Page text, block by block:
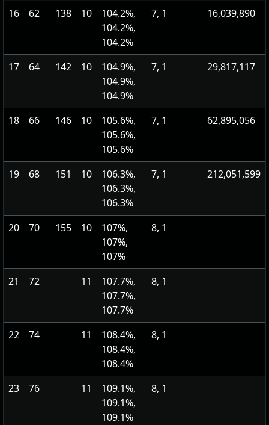
16 62 138 10
104.2%,
104.2%,
104.2%
7, 1 16,039,890
17 64 142 10
104.9%,
104.9%,
104.9%
7, 1 29,817,117
18 66 146 10
105.6%,
105.6%,
105.6%
7, 1 62,895,056
19 68 151 10
106.3%,
106.3%,
106.3%
7, 1 212,051,599
20 70 155 10
107%,
107%,
107%
8, 1
21 72 11
107.7%,
107.7%,
107.7%
8, 1
22 74 11
108.4%,
108.4%,
108.4%
8, 1
23 76 11
109.1%,
109.1%,
109.1%
8, 1